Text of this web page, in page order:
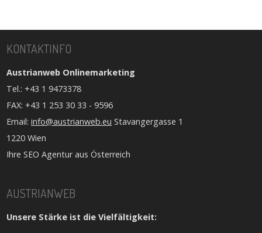
KONTAKTINFO
Austrianweb Onlinemarketing
Tel.: +43 1 9473378
FAX: +43 1 253 30 33 - 9596
Email:info@austrianweb.eu Stavangergasse 1
1220 Wien
Ihre SEO Agentur aus Österreich
AUSTRIANWEB
Unsere Stärke ist die Vielfältigkeit: